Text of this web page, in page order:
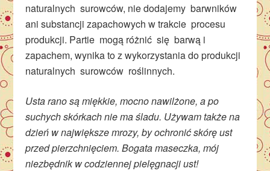
naturalnych surowców, nie dodajemy barwników
ani substancji zapachowych w trakcie procesu
produkcji. Partie mogą różnić się barwą i
zapachem, wynika to z wykorzystania do produkcji
naturalnych surowców roślinnych.
Usta rano są miękkie, mocno nawilżone, a po
suchych skórkach nie ma śladu. Używam także na
dzień w największe mrozy, by ochronić skórę ust
przed pierzchnięciem. Bogata maseczka, mój
niezbędnik w codziennej pielęgnacji ust!